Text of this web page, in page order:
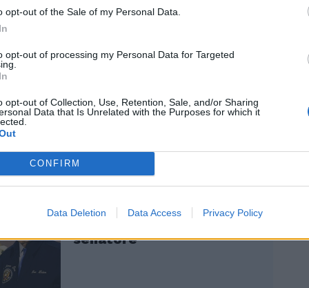
opt-out of the Sale of my Personal Data.
opt-out of processing my Personal Data for Targeted
opt-out of Collection, Use, Retention, Sale, and/or Sharing
Data that Is Unrelated with the Purposes for which it
CONFIRM
Data Deletion Data Access Privacy Policy
che l'Amministrazione Biden si è di
di rilasciare e che potrebbero
al dibattito del mese scorso -
la manifestazione di un problema da
Biden sempre più solo:
scaricato dall'amico
senatore